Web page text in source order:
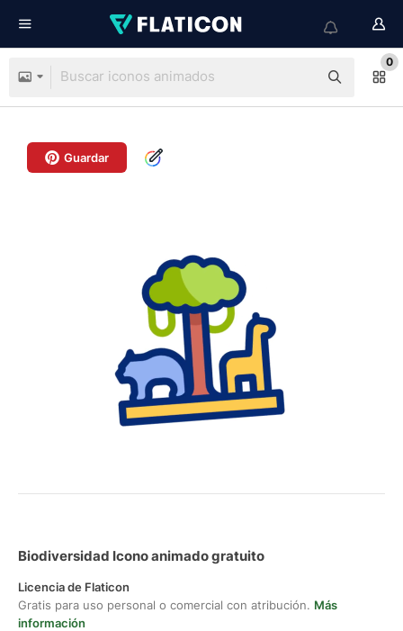
0
Guardar
Biodiversidad Icono animado gratuito
Licencia de Flaticon
Gratis para uso personal o comercial con atribución. Más
información